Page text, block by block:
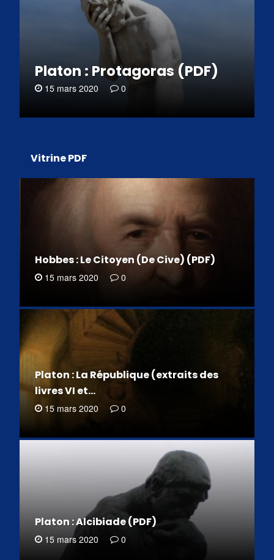
Platon : Protagoras (PDF)
15 mars 2020 0
Vitrine PDF
Hobbes : Le Citoyen (De Cive) (PDF)
15 mars 2020 0
Platon : La République (extraits des
livres VI et…
15 mars 2020 0
Platon : Alcibiade (PDF)
15 mars 2020 0